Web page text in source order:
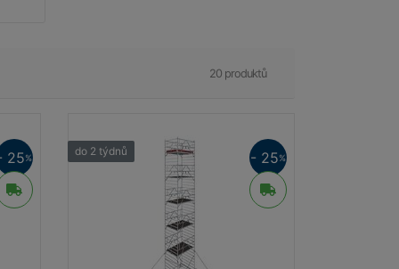
20 produktů
25% do 2 týdnů - 25%